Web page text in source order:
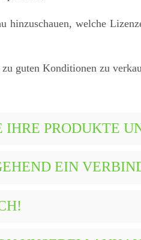
hinzuschauen, welche
guten Konditionen zu
PRODUKTE
EIN